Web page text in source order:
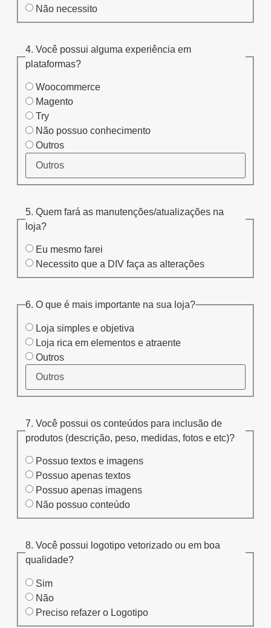
Não necessito
4. Você possui alguma experiência em
plataformas?
Woocommerce
Magento
Try
Não possuo conhecimento
Outros
5. Quem fará as manutenções/atualizações na
loja?
Eu mesmo farei
Necessito que a DIV faça as alterações
6. O que é mais importante na sua loja?
Loja simples e objetiva
Loja rica em elementos e atraente
Outros
7. Você possui os conteúdos para inclusão de
produtos (descrição, peso, medidas, fotos e etc)?
Possuo textos e imagens
Possuo apenas textos
Possuo apenas imagens
Não possuo conteúdo
8. Você possui logotipo vetorizado ou em boa
qualidade?
Sim
Não
Preciso refazer o Logotipo